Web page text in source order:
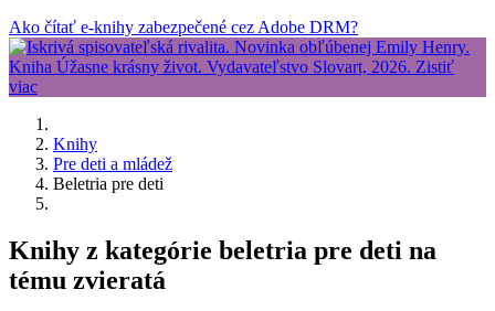
Ako čítať e-knihy zabezpečené cez Adobe DRM?
Knihy
Pre deti a mládež
Beletria pre deti
Knihy z kategórie beletria pre deti na
tému zvieratá